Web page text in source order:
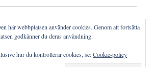
här webbplatsen använder cookies. Genom att fortsätta
godkänner du deras användning.
hur du kontrollerar cookies, se:Cookie-policy